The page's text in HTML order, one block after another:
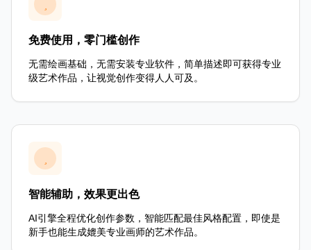
免费使用，零门槛创作
无需绘画基础，无需安装专业软件，简单描述即可获得专业
级艺术作品，让视觉创作变得人人可及。
智能辅助，效果更出色
AI引擎全程优化创作参数，智能匹配最佳风格配置，即使是
新手也能生成媲美专业画师的艺术作品。